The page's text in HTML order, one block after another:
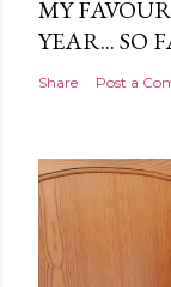
MY
YEAR... SO
Share Post a